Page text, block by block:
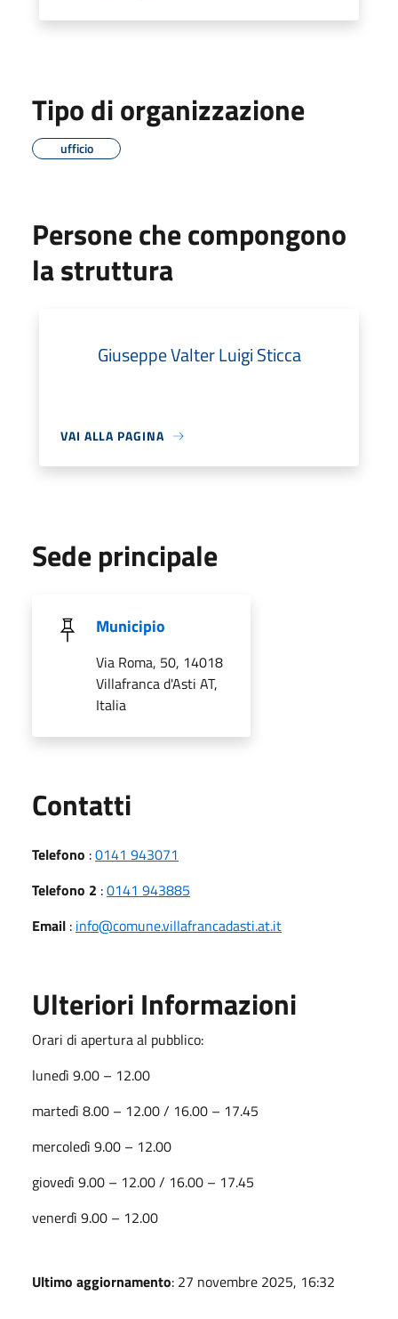
Tipo di organizzazione
ufficio
Persone che compongono
la struttura
Giuseppe Valter Luigi Sticca
VAI ALLA PAGINA
Sede principale
Municipio
Via Roma, 50, 14018
Villafranca d'Asti AT,
Italia
Contatti
Telefono :0141 943071
Telefono 2 :0141 943885
Email : info@comune.villafrancadasti.at.it
Ulteriori Informazioni
Orari di apertura al pubblico:
lunedì 9.00 – 12.00
martedì 8.00 – 12.00 / 16.00 – 17.45
mercoledì 9.00 – 12.00
giovedì 9.00 – 12.00 / 16.00 – 17.45
venerdì 9.00 – 12.00
Ultimo aggiornamento: 27 novembre 2025, 16:32